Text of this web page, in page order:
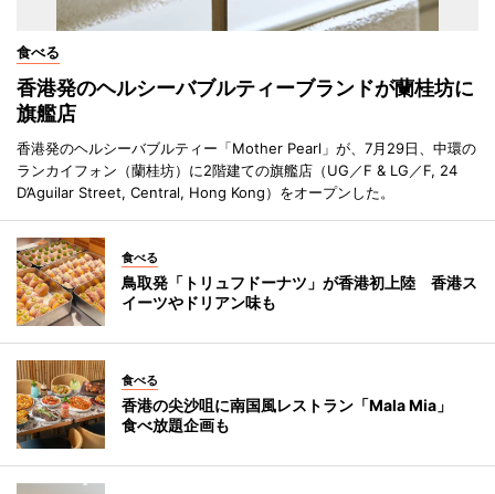
食べる
香港発のヘルシーバブルティーブランドが蘭桂坊に
旗艦店
香港発のヘルシーバブルティー「Mother Pearl」が、7月29日、中環の
ランカイフォン（蘭桂坊）に2階建ての旗艦店（UG／F & LG／F, 24
D’Aguilar Street, Central, Hong Kong）をオープンした。
食べる
鳥取発「トリュフドーナツ」が香港初上陸 香港ス
イーツやドリアン味も
食べる
香港の尖沙咀に南国風レストラン「Mala Mia」
食べ放題企画も